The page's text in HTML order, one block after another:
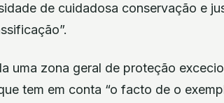
de cuidadosa conservação e
uma zona geral de proteção
tem em conta “o facto de o